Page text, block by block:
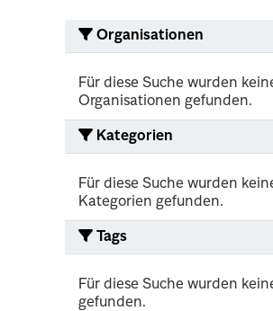
Organisationen
Für diese Suche wurden
Organisationen gefunden.
Kategorien
Für diese Suche wurden
Kategorien gefunden.
Tags
Für diese Suche wurden
gefunden.